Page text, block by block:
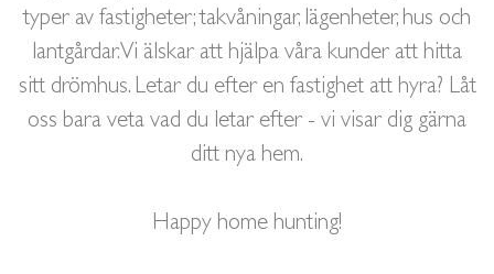
typer av fastigheter; takvåningar, lägenheter, hus och
lantgårdar. Vi älskar att hjälpa våra kunder att hitta
sitt drömhus. Letar du efter en fastighet att hyra? Låt
oss bara veta vad du letar efter - vi visar dig gärna
ditt nya hem.
Happy home hunting!